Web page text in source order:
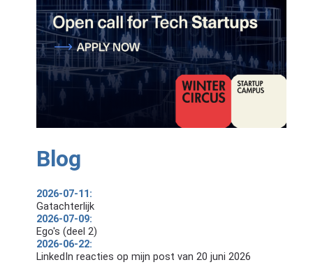
Blog
2026-07-11:
Gatachterlijk
2026-07-09:
Ego's (deel 2)
2026-06-22:
LinkedIn reacties op mijn post van 20 juni 2026